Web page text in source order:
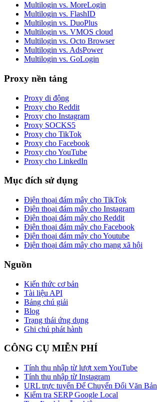
Multilogin vs. MoreLogin
Multilogin vs. FlashID
Multilogin vs. DuoPlus
Multilogin vs. VMOS cloud
Multilogin vs. Octo Browser
Multilogin vs. AdsPower
Multilogin vs. GoLogin
Proxy nền tảng
Proxy di động
Proxy cho Reddit
Proxy cho Instagram
Proxy SOCKS5
Proxy cho TikTok
Proxy cho Facebook
Proxy cho YouTube
Proxy cho LinkedIn
Mục đích sử dụng
Điện thoại đám mây cho TikTok
Điện thoại đám mây cho Instagram
Điện thoại đám mây cho Reddit
Điện thoại đám mây cho Facebook
Điện thoại đám mây cho Youtube
Điện thoại đám mây cho mạng xã hội
Nguồn
Kiến thức cơ bản
Tài liệu API
Bảng chú giải
Blog
Trạng thái ứng dụng
Ghi chú phát hành
CÔNG CỤ MIỄN PHÍ
Tính thu nhập từ lượt xem YouTube
Tính thu nhập từ Instagram
URL trực tuyến Để Chuyển Đổi Văn Bản
Kiểm tra SERP Google Local